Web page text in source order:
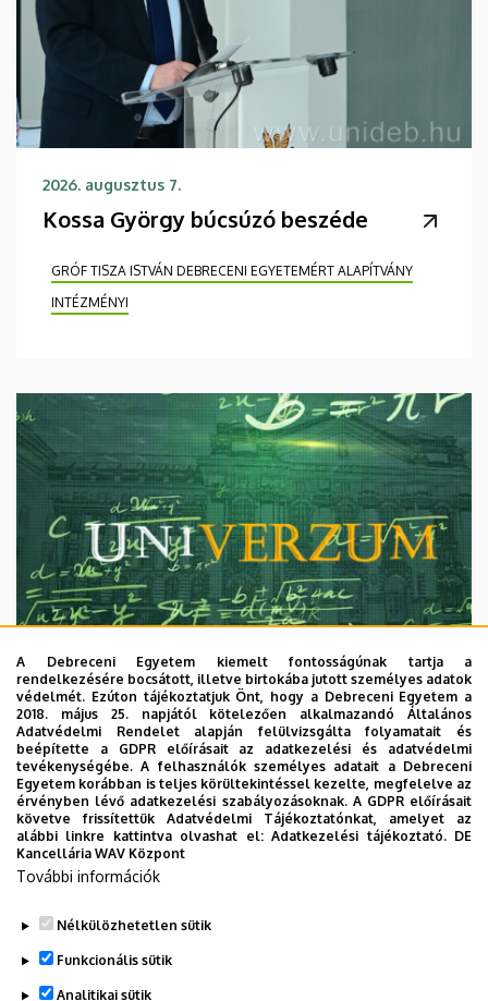
2026. augusztus 7.
Kossa György búcsúzó beszéde
GRÓF TISZA ISTVÁN DEBRECENI EGYETEMÉRT ALAPÍTVÁNY
INTÉZMÉNYI
2026. augusztus 7.
Univerzum: A Debreceni Egyetem
titkos receptjei
KUTATÁS TUDOMÁNY
A Debreceni Egyetem kiemelt fontosságúnak tartja a
rendelkezésére bocsátott, illetve birtokába jutott személyes adatok
védelmét. Ezúton tájékoztatjuk Önt, hogy a Debreceni Egyetem a
2018. május 25. napjától kötelezően alkalmazandó Általános
Adatvédelmi Rendelet alapján felülvizsgálta folyamatait és
beépítette a GDPR előírásait az adatkezelési és adatvédelmi
tevékenységébe. A felhasználók személyes adatait a Debreceni
Egyetem korábban is teljes körültekintéssel kezelte, megfelelve az
érvényben lévő adatkezelési szabályozásoknak. A GDPR előírásait
követve frissítettük Adatvédelmi Tájékoztatónkat, amelyet az
alábbi linkre kattintva olvashat el:Adatkezelési tájékoztató. DE
Kancellária WAV Központ
További információk
Nélkülözhetetlen sütik
Funkcionális sütik
Analitikai sütik